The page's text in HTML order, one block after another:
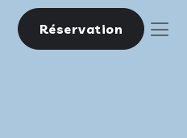
Réservation